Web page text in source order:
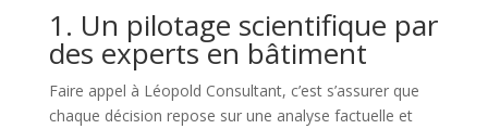
1. Un pilotage scientifique par
des experts en bâtiment
Faire appel à Léopold Consultant, c’est s’assurer que
chaque décision repose sur une analyse factuelle et